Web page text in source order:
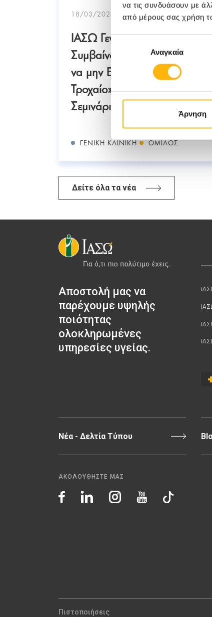
να τις συνδυάσουν με
από μέρους σας χρήση
Επιλογή
συγκατάθεσηςΑναγκαία
Άρνηση
18/03/2026
ΙΑΣΩ Γενική Κλινική: «Γιατί
Συμβαίνουν τα Τροχαία – Πώς
να μην Εμπλακείτε Ποτέ σε
Τροχαίο» Εκπαιδευτικό
Σεμινάριο Οδικής Ασφάλειας
ΓΕΝΙΚΉ ΚΛΙΝΙΚΉ ΌΜΙΛΟΣ
Δείτε όλα τα νέα
Αποστολή μας να
παρέχουμε υψηλής
ποιότητας
ολοκληρωμένες
υπηρεσίες υγείας.
Νέα - Δελτία Τύπου
ΑΚΟΛΟΥΘΗΣΤΕ ΜΑΣ
Πιστοποιήσεις